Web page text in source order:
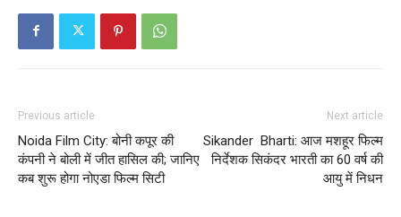
Previous article
Noida Film City: बोनी कपूर की
कंपनी ने बोली में जीत हासिल की; जानिए
कब शुरू होगा नोएडा फिल्म सिटी
Next article
Sikander Bharti: आज मशहूर फिल्म
निर्देशक सिकंदर भारती का 60 वर्ष की
आयु में निधन